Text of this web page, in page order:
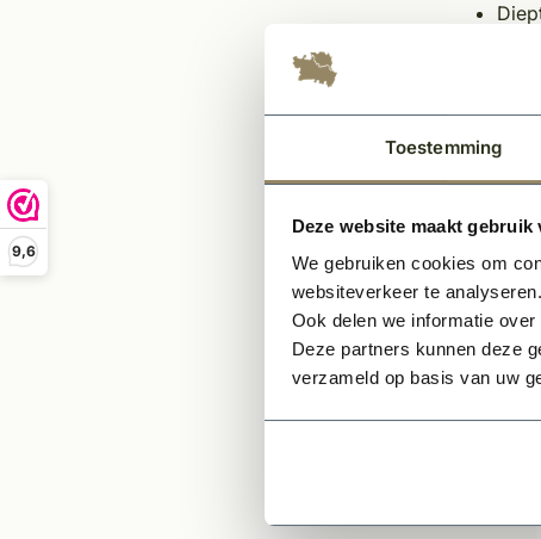
Toestemming
Deze website maakt gebruik
We gebruiken cookies om
websiteverkeer te analyseren.
Ook delen we informatie
Deze partners kunnen deze
verzameld op basis van uw
9,6